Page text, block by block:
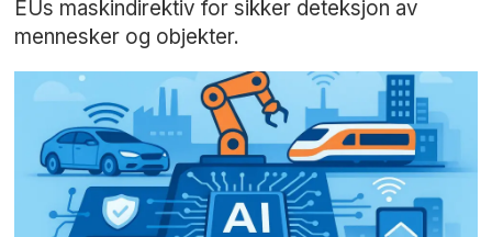
EUs maskindirektiv for sikker deteksjon av
mennesker og objekter.